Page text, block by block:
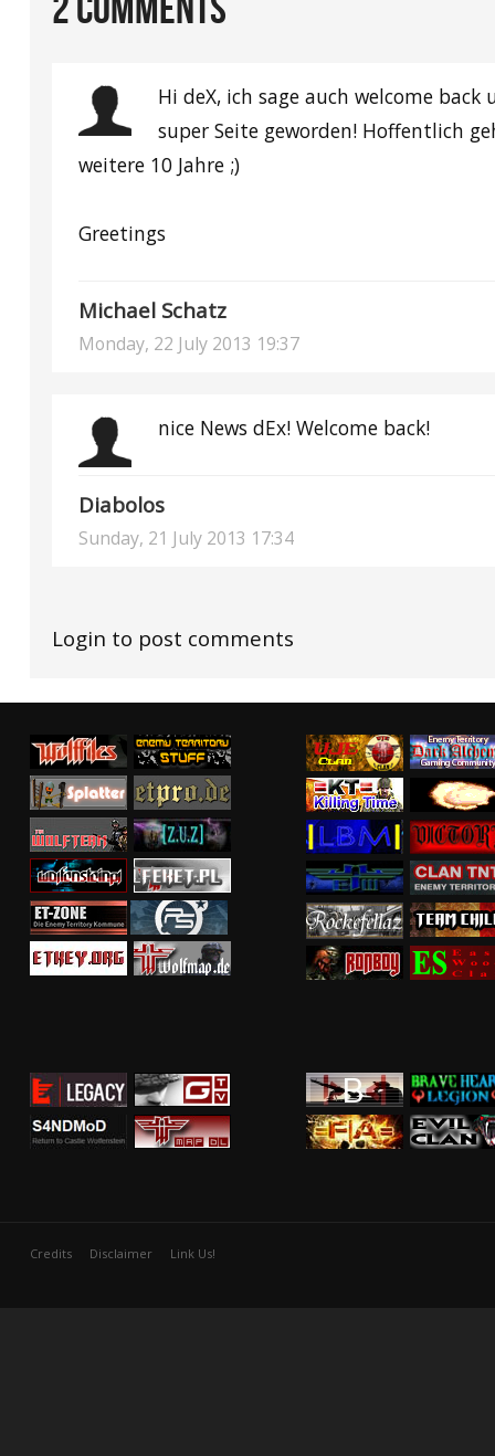
Hi deX, ich sage auch welcome back
super Seite geworden! Hoffentlich
weitere 10 Jahre ;)
Greetings
Michael Schatz
Monday, 22 July 2013 19:37
nice News dEx! Welcome back!
Diabolos
Sunday, 21 July 2013 17:34
Login to post comments
Credits Disclaimer Link Us!